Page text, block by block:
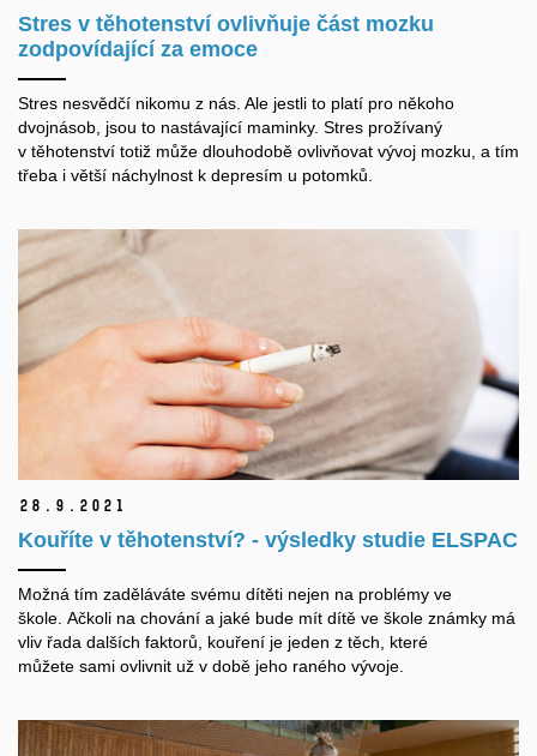
Stres v těhotenství ovlivňuje část mozku
zodpovídající za emoce
Stres nesvědčí nikomu z nás. Ale jestli to platí pro někoho
dvojnásob, jsou to nastávající maminky. Stres prožívaný
v těhotenství totiž může dlouhodobě ovlivňovat vývoj mozku, a tím
třeba i větší náchylnost k depresím u potomků.
28. 9. 2021
Kouříte v těhotenství? - výsledky studie ELSPAC
Možná tím zaděláváte svému dítěti nejen na problémy ve
škole. Ačkoli na chování a jaké bude mít dítě ve škole známky má
vliv řada dalších faktorů, kouření je jeden z těch, které
můžete sami ovlivnit už v době jeho raného vývoje.